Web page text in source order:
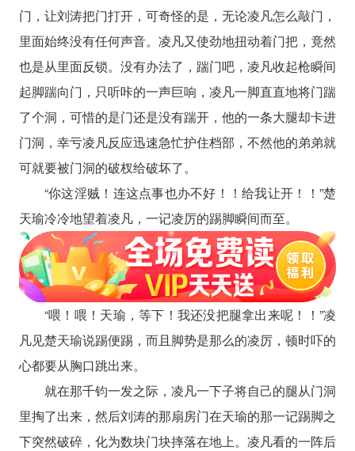
门，让刘涛把门打开，可奇怪的是，无论凌凡怎么敲门，
里面始终没有任何声音。凌凡又使劲地扭动着门把，竟然
也是从里面反锁。没有办法了，踹门吧，凌凡收起枪瞬间
起脚踹向门，只听咔的一声巨响，凌凡一脚直直地将门踹
了个洞，可惜的是门还是没有踹开，他的一条大腿却卡进
门洞，幸亏凌凡反应迅速急忙护住档部，不然他的弟弟就
可就要被门洞的破杈给破坏了。
“你这淫贼！连这点事也办不好！！给我让开！！”楚
天瑜冷冷地望着凌凡，一记凌厉的踢脚瞬间而至。
“喂！喂！天瑜，等下！我还没把腿拿出来呢！！”凌
凡见楚天瑜说踢便踢，而且脚势是那么的凌厉，顿时吓的
心都要从胸口跳出来。
就在那千钧一发之际，凌凡一下子将自己的腿从门洞
里掏了出来，然后刘涛的那扇房门在天瑜的那一记踢脚之
下突然破碎，化为数块门块摔落在地上。凌凡看的一阵后